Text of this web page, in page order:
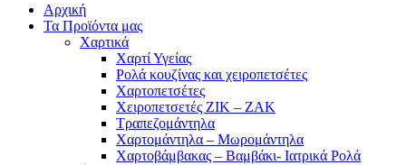
Αρχική
Τα Προϊόντα μας
Χαρτικά
Χαρτί Υγείας
Ρολά κουζίνας και χειροπετσέτες
Χαρτοπετσέτες
Χειροπετσετές ΖΙΚ – ΖΑΚ
Τραπεζομάντηλα
Χαρτομάντηλα – Μωρομάντηλα
Χαρτοβάμβακας – Βαμβάκι- Ιατρικά Ρολά